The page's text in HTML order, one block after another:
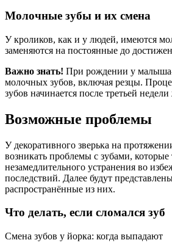
Молочные зубы и их смена
У кроликов, как и у людей, имеются
заменяются на постоянные до
Важно знать! При рождении у
молочных зубов, включая резцы.
зубов начинается после третьей
Возможные проблемы
У декоративного зверька на
возникать проблемы с зубами, которые
незамедлительного устранения во
последствий. Далее будут
распространённые из них.
Что делать, если сломался зуб
Смена зубов у йорка: когда выпадают